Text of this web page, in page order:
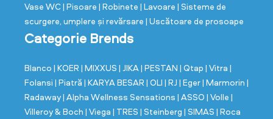
Vase WC| Pisoare | Robinete | Lavoare | Sisteme de
scurgere, umplere și revărsare | Uscătoare de prosoape
Categorie Brends
Blanco | KOER | MIXXUS | JIKA| PESTAN | Qtap | Vitra |
Folansi | Piatră | KARYA BESAR | OLI | RJ | Eger| Marmorin |
Radaway| Alpha Wellness Sensations | ASSO | Volle |
Villeroy & Boch | Viega | TRES | Steinberg | SIMAS | Roca